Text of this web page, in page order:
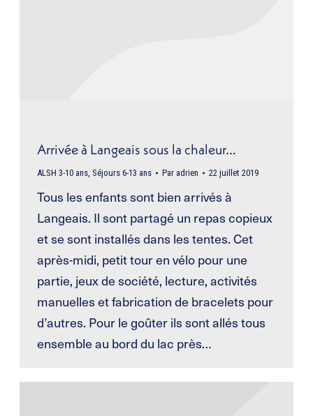
Arrivée à Langeais sous la chaleur…
ALSH 3-10 ans, Séjours 6-13 ans Par adrien 22 juillet 2019
Tous les enfants sont bien arrivés à
Langeais. Il sont partagé un repas copieux
et se sont installés dans les tentes. Cet
après-midi, petit tour en vélo pour une
partie, jeux de société, lecture, activités
manuelles et fabrication de bracelets pour
d’autres. Pour le goûter ils sont allés tous
ensemble au bord du lac près…